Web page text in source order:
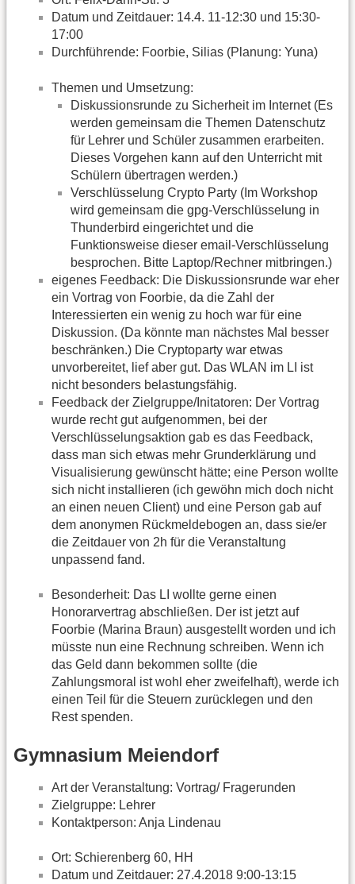
Datum und Zeitdauer: 14.4. 11-12:30 und 15:30-
17:00
Durchführende: Foorbie, Silias (Planung: Yuna)
Themen und Umsetzung:
Diskussionsrunde zu Sicherheit im Internet (Es
werden gemeinsam die Themen Datenschutz
für Lehrer und Schüler zusammen erarbeiten.
Dieses Vorgehen kann auf den Unterricht mit
Schülern übertragen werden.)
Verschlüsselung Crypto Party (Im Workshop
wird gemeinsam die gpg-Verschlüsselung in
Thunderbird eingerichtet und die
Funktionsweise dieser email-Verschlüsselung
besprochen. Bitte Laptop/Rechner mitbringen.)
eigenes Feedback: Die Diskussionsrunde war eher
ein Vortrag von Foorbie, da die Zahl der
Interessierten ein wenig zu hoch war für eine
Diskussion. (Da könnte man nächstes Mal besser
beschränken.) Die Cryptoparty war etwas
unvorbereitet, lief aber gut. Das WLAN im LI ist
nicht besonders belastungsfähig.
Feedback der Zielgruppe/Initatoren: Der Vortrag
wurde recht gut aufgenommen, bei der
Verschlüsselungsaktion gab es das Feedback,
dass man sich etwas mehr Grunderklärung und
Visualisierung gewünscht hätte; eine Person wollte
sich nicht installieren (ich gewöhn mich doch nicht
an einen neuen Client) und eine Person gab auf
dem anonymen Rückmeldebogen an, dass sie/er
die Zeitdauer von 2h für die Veranstaltung
unpassend fand.
Besonderheit: Das LI wollte gerne einen
Honorarvertrag abschließen. Der ist jetzt auf
Foorbie (Marina Braun) ausgestellt worden und ich
müsste nun eine Rechnung schreiben. Wenn ich
das Geld dann bekommen sollte (die
Zahlungsmoral ist wohl eher zweifelhaft), werde ich
einen Teil für die Steuern zurücklegen und den
Rest spenden.
Gymnasium Meiendorf
Art der Veranstaltung: Vortrag/ Fragerunden
Zielgruppe: Lehrer
Kontaktperson: Anja Lindenau
Ort: Schierenberg 60, HH
Datum und Zeitdauer: 27.4.2018 9:00-13:15